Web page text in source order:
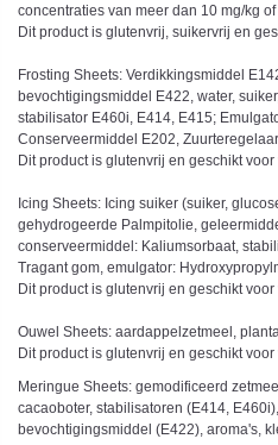
concentraties van meer dan 10 mg/kg
Dit product is glutenvrij, suikervrij en
Frosting Sheets: Verdikkingsmiddel
bevochtigingsmiddel E422, water,
stabilisator E460i, E414, E415;
Conserveermiddel E202,
Dit product is glutenvrij en geschikt
Icing Sheets: Icing suiker (suiker,
gehydrogeerde Palmpitolie,
conserveermiddel: Kaliumsorbaat,
Tragant gom, emulgator:
Dit product is glutenvrij en geschikt
Ouwel Sheets: aardappelzetmeel,
Dit product is glutenvrij en geschikt
Meringue Sheets: gemodificeerd
cacaoboter, stabilisatoren (E414,
bevochtigingsmiddel (E422), aroma's,